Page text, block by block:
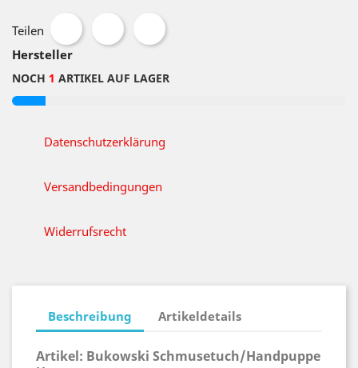
Teilen
Hersteller
NOCH 1 ARTIKEL AUF LAGER
Datenschutzerklärung
Versandbedingungen
Widerrufsrecht
Beschreibung Artikeldetails
Artikel: Bukowski Schmusetuch/Handpuppe